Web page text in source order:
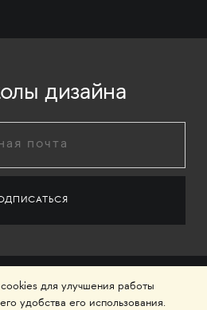
дизайна
для улучшения работы
удобства его использования.